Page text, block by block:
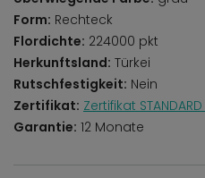
Form: Rechteck
Flordichte: 224000 pkt
Herkunftsland: Türkei
Rutschfestigkeit: Nein
Zertifikat: Zertifikat
Garantie: 12 Monate